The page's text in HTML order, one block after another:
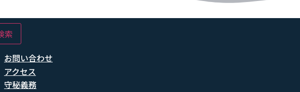
お問い合わせ
アクセス
守秘義務